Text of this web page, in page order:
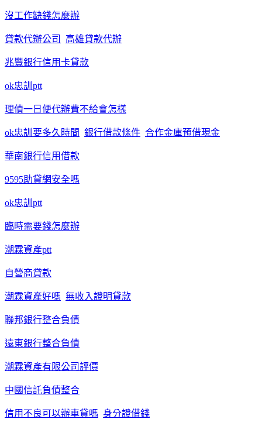
沒工作缺錢怎麼辦
貸款代辦公司 高雄貸款代辦
兆豐銀行信用卡貸款
ok忠訓ptt
理債一日便代辦費不給會怎樣
ok忠訓要多久時間 銀行借款條件 合作金庫預借現金
華南銀行信用借款
9595助貸網安全嗎
ok忠訓ptt
臨時需要錢怎麼辦
潮霖資產ptt
自營商貸款
潮霖資產好嗎 無收入證明貸款
聯邦銀行整合負債
遠東銀行整合負債
潮霖資產有限公司評價
中國信託負債整合
信用不良可以辦車貸嗎 身分證借錢